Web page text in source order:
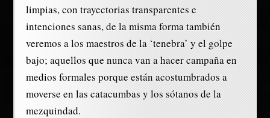
limpias, con trayectorias transparentes e
intenciones sanas, de la misma forma también
veremos a los maestros de la ‘tenebra’ y el golpe
bajo; aquellos que nunca van a hacer campaña en
medios formales porque están acostumbrados a
moverse en las catacumbas y los sótanos de la
mezquindad.